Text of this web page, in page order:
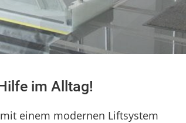
im Alltag!
einem modernen Liftsystem